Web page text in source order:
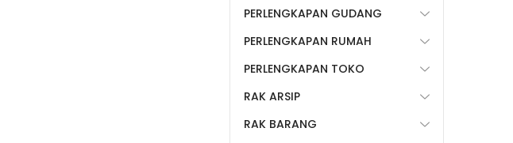
PERLENGKAPAN GUDANG
PERLENGKAPAN RUMAH
PERLENGKAPAN TOKO
RAK ARSIP
RAK BARANG